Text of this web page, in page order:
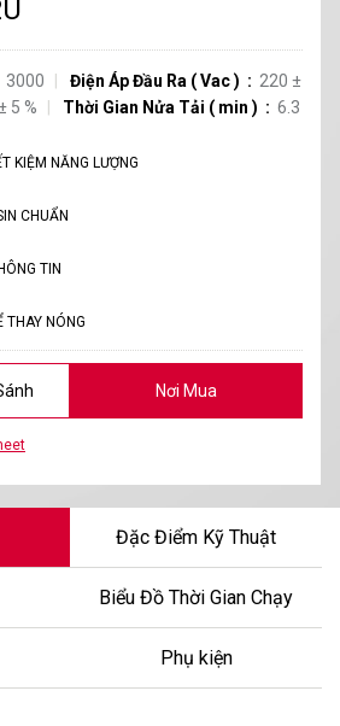
3000 Điện Áp Đầu Ra (Vac) 220 ±
5 % Thời Gian Nửa Tải ( min ) 6.3
KIỆM NĂNG LƯỢNG
CHUẨN
TIN
THAY NÓNG
Nơi Mua
Đặc Điểm Kỹ Thuật
Biểu Đồ Thời Gian Chạy
Phụ kiện